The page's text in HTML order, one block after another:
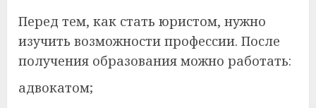
Перед тем, как стать юристом, нужно
изучить возможности профессии. После
получения образования можно работать:
адвокатом;